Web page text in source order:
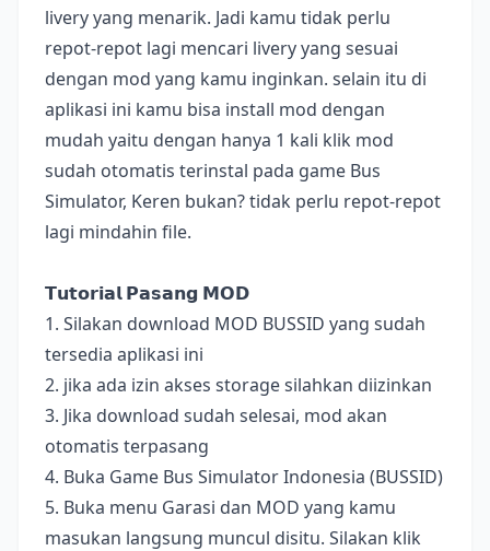
livery yang menarik. Jadi kamu tidak perlu
repot-repot lagi mencari livery yang sesuai
dengan mod yang kamu inginkan. selain itu di
aplikasi ini kamu bisa install mod dengan
mudah yaitu dengan hanya 1 kali klik mod
sudah otomatis terinstal pada game Bus
Simulator, Keren bukan? tidak perlu repot-repot
lagi mindahin file.
𝗧𝘂𝘁𝗼𝗿𝗶𝗮𝗹 𝗣𝗮𝘀𝗮𝗻𝗴 𝗠𝗢𝗗
1. Silakan download MOD BUSSID yang sudah
tersedia aplikasi ini
2. jika ada izin akses storage silahkan diizinkan
3. Jika download sudah selesai, mod akan
otomatis terpasang
4. Buka Game Bus Simulator Indonesia (BUSSID)
5. Buka menu Garasi dan MOD yang kamu
masukan langsung muncul disitu. Silakan klik